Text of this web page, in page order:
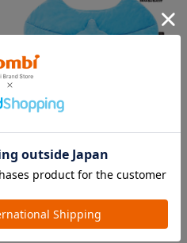
DRAGON QUEST PETs コン
フォートクッション スライム
【コムペット ペットカート
用】
愛車の目印に！ふわふわ生地